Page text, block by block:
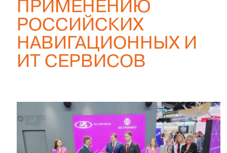
ПРИМЕНЕНИЮ
РОССИЙСКИХ
НАВИГАЦИОННЫХ И
ИТ СЕРВИСОВ